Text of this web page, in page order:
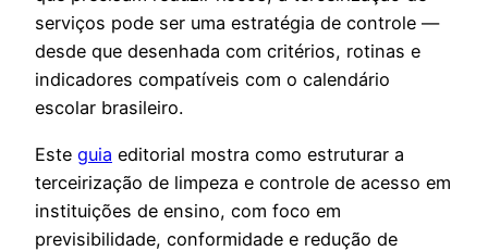
serviços pode ser uma estratégia de controle —
desde que desenhada com critérios, rotinas e
indicadores compatíveis com o calendário
escolar brasileiro.
Este guia editorial mostra como estruturar a
terceirização de limpeza e controle de acesso em
instituições de ensino, com foco em
previsibilidade, conformidade e redução de